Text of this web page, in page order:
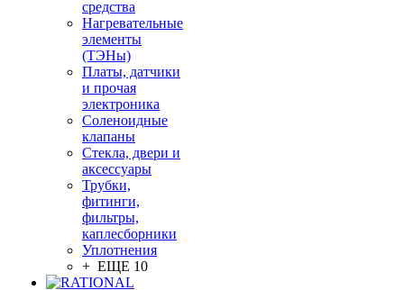
средства
Нагревательные
элементы
(ТЭНы)
Платы, датчики
и прочая
электроника
Соленоидные
клапаны
Стекла, двери и
аксессуары
Трубки,
фитинги,
фильтры,
каплесборники
Уплотнения
+ ЕЩЕ 10